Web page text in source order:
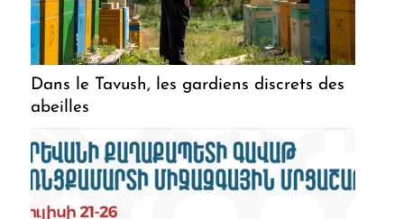
Dans le Tavush, les gardiens discrets des
abeilles